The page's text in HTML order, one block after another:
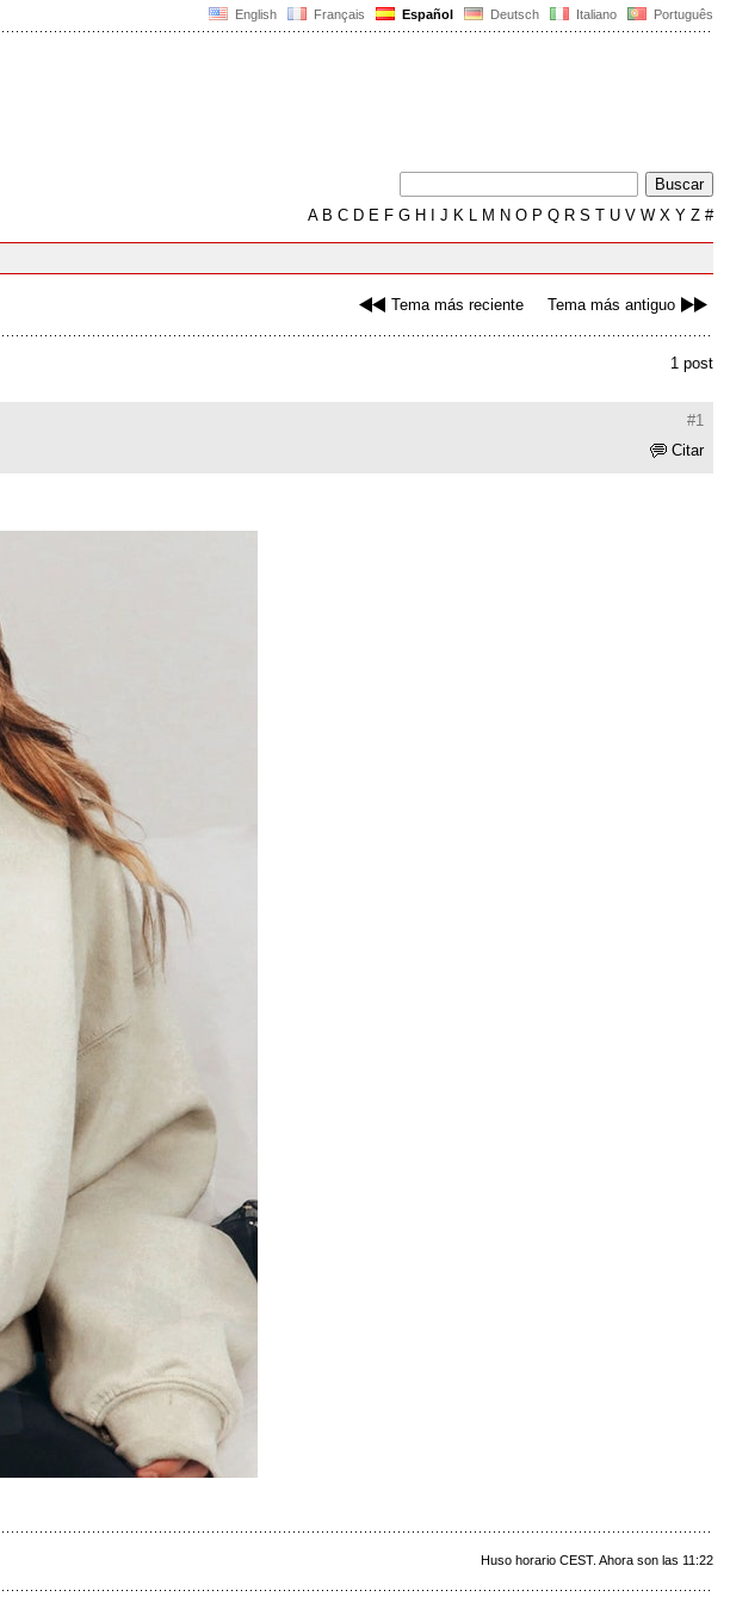
English Français Español Deutsch Italiano Português
AB C D E F G H J K L M N O P Q R S T U V W X Y Z #
Tema más reciente Tema más antiguo
1 post
#1
Citar
Huso horario CEST. Ahora son las 11:22